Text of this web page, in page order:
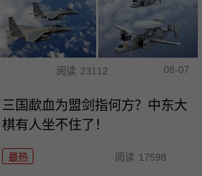
阅读 23112 08-07
三国歃血为盟剑指何方？中东大
棋有人坐不住了！
最热 阅读 17598